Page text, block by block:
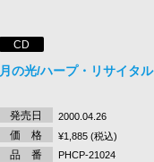
CD
月の光/ハープ・リサイタル
発売日 2000.04.26
価 格 ¥1,885 (税込)
品 番 PHCP-21024